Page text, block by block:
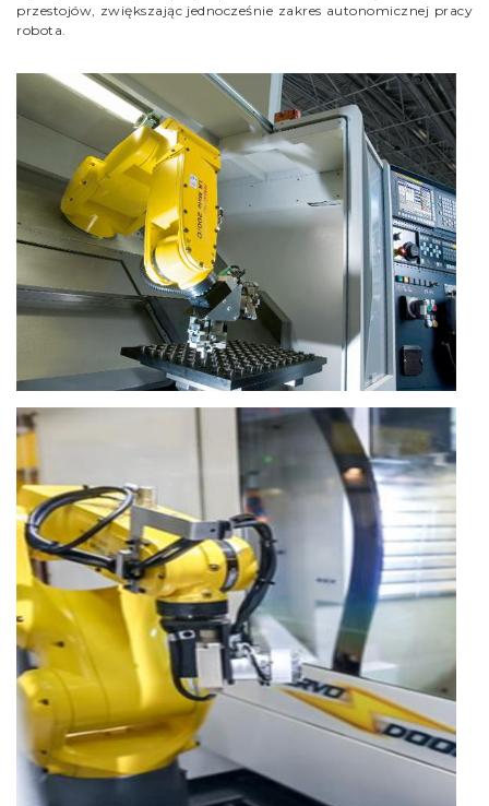
przestojów, zwiększając jednocześnie zakres autonomicznej pracy
robota.